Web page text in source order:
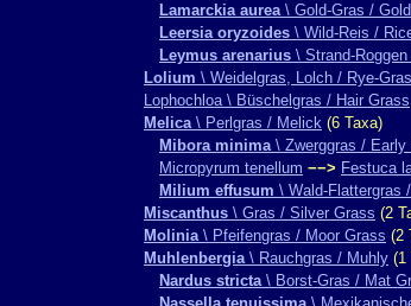
Lamarckia aurea\ Gold-Gras /
Leersia oryzoides \ Wild-Reis /
Leymus arenarius \ Strand-
Lolium \ Weidelgras, Lolch / Rye-
Lophochloa \ Büschelgras / Hair Grass
Melica\ Perlgras / Melick (6 Taxa)
Mibora minima\ Zwerggras / Early
Micropyrum tenellum −−> Festuca
Milium effusum \ Wald-Flattergras
Miscanthus \ Gras / Silver Grass (2
Molinia\ Pfeifengras / Moor Grass (2
Muhlenbergia\ Rauchgras / Muhly (1
Nardus stricta\ Borst-Gras / Mat